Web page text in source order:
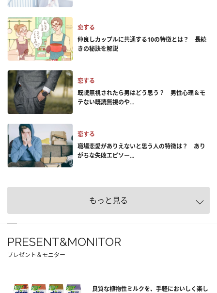
恋する
仲良しカップルに共通する10の特徴とは？ 長続
きの秘訣を解説
恋する
既読無視されたら男はどう思う？ 男性心理＆モ
テない既読無視のや...
恋する
職場恋愛がありえないと思う人の特徴は？ あり
がちな失敗エピソー...
もっと見る
PRESENT&MONITOR
プレゼント＆モニター
良質な植物性ミルクを、手軽においしく楽し